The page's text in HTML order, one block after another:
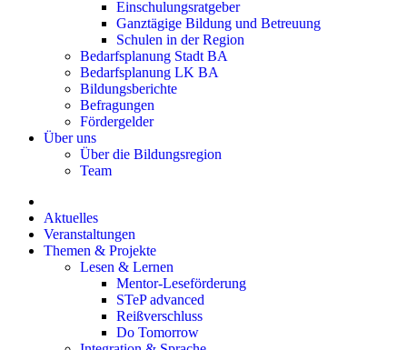
Einschulungsratgeber
Ganztägige Bildung und Betreuung
Schulen in der Region
Bedarfsplanung Stadt BA
Bedarfsplanung LK BA
Bildungsberichte
Befragungen
Förder­gelder
Über uns
Über die Bildungsregion
Team
Aktuelles
Veranstaltungen
Themen & Projekte
Lesen & Lernen
Mentor-Leseförderung
STeP advanced
Reißverschluss
Do Tomorrow